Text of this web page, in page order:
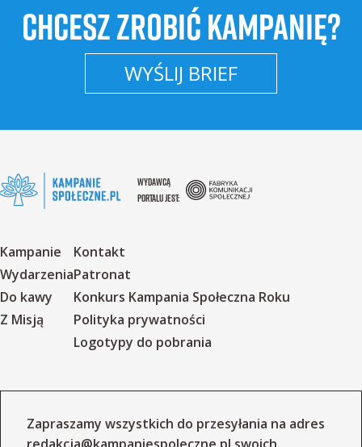
CHCESZ ZROBIĆ KAMPANIĘ?
WYŚLIJ BRIEF
WYDAWCĄ
PORTALU JEST:
Kampanie
Wydarzenia
Do kawy
Z Misją
Kontakt
Patronat
Konkurs Kampania Społeczna Roku
Polityka prywatności
Logotypy do pobrania
Zapraszamy wszystkich do przesyłania na adres